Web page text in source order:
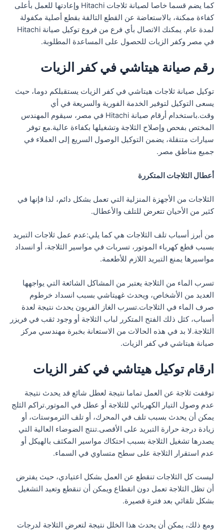
كما يضم قسما خاصا لصيانة ثلاجات Hitachi وإعادتها للعمل بأعلى
كفاءة ممكنة، بالاستعاضة عن القطع التالفة بقطع أصلية مكفولة
لمدة عام. يمكنك الاتصال بأي فرع من فروع توكيل صيانة Hitachi
في مصر وكفر الزيات للحصول على المساعدة المطلوبة.
رقم صيانة هيتاشي في كفر الزيات
توكيل صيانة ثلاجات هيتاشي في كفر الزيات يستقبلكم دوما، حيث
يسعى التوكيل لتوفير الخدمة الفورية والسريعة في أي
وقت.باستخدام أرقام صيانة Hitachi في مصر، سيقوم المهندس
المختص بفحص وإصلاح الثلاجة وتشغيلها بكفاءة عالية.مع توفر
سيارات متنقلة، يضمن التوكيل الوصول السريع إلى العملاء في
جميع مناطق مصر.
أعطال الثلاجات المتكررة
الثلاجات من الأجهزة المنزلية التي تعمل بشكل دائم، لذا فإنها في
كثير من الأحيان تتعرض للتلف والأعطال.
من أبرز أسباب تلف الثلاجات هي كما يلي:عدم عمل ثلاجات التبريد
بسبب قطع كهرباء الموتور، تسربات في مواسير الثلاجة، أو انسداد
مواسيرها يمنع التبريد اللازم للأطعمة.
تسرب الماء من الثلاجة يعتبر من المشاكل الشائعة التي يواجهها
العديد من الأشخاص، ويحدث غهيتاشي بسبب انسداد خرطوم
صرف الماء في الثلاجات.تسرب الغاز الفريون يحدث نتيجة لعدة
أسباب، كثل ذلك الفتح المتكرر لباب الثلاجة أو وجود ثقب في فريزر
الثلاجة.لا بد في هذه الحالات من الاستعانة بخبرة مهندسي مركز
صيانة هيتاشي في كفر الزيات.
ارقام توكيل هيتاشي في كفر الزيات
توقفت ثلاجة عن العمل تماما نتيجة لعطل شائع قد يحدث نتيجة
عدم وصول التيار الكهربائي للثلاجة أو عطل في الموتور.تراكم الثلج
يمكن أن يحدث بسبب تلف في المحرك، أو تلف الثرموستات، أو
زيادة درجة حرارة التبريد على الأقصى.تنتج الضوضاء العالية التي
يصدرها تشغيل الثلاجة بسبب احتكاك مواسير المكثف بالهيكل أو
عدم استقرار الثلاجة على سطح متساوي في السماء.
ليست كل الثلاجات تنقطع عن العمل بشكل اعتيادي، حيث يفترض
أن تظل الثلاجة تعمل دون انقطاع ويمكن أن تنقطع وتعيد التشغيل
بشكل تلقائي بعد فترة قصيرة.
ومع ذلك، يمكن أن يحدث هذا الخلل نتيجة لتعرض الثلاجة لدرجات